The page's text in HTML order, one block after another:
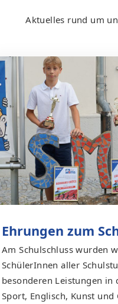
Aktuelles rund um
Ehrungen zum
Am Schulschluss wurden
SchülerInnen aller
besonderen Leistungen in
Sport, Englisch, Kunst und